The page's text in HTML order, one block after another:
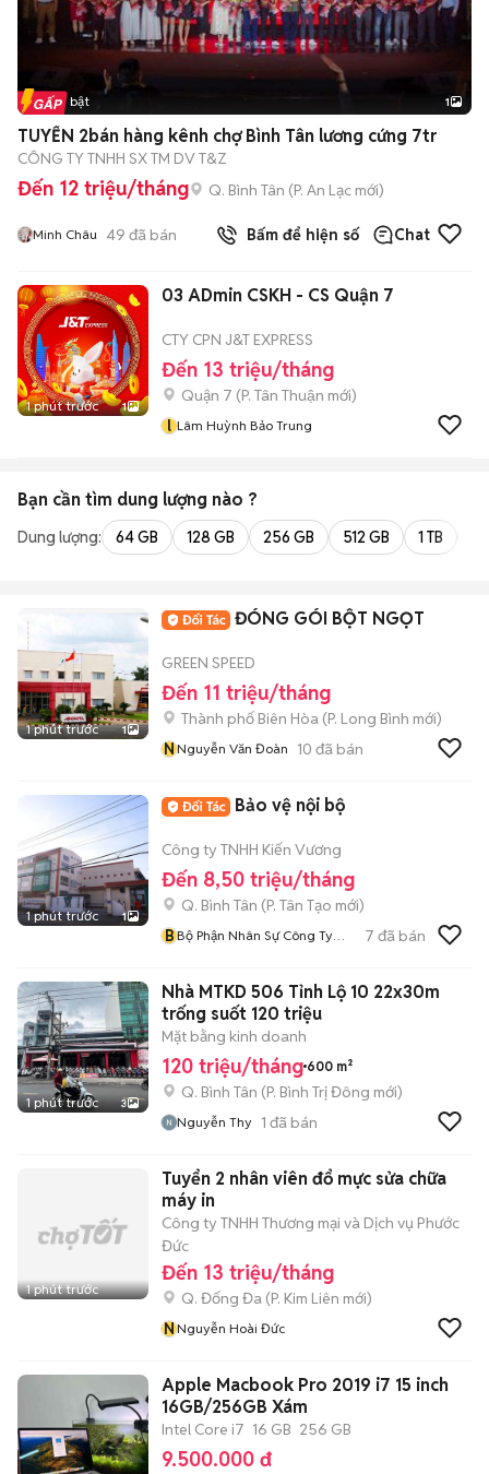
Tin nổi bật 1
TUYỂN 2bán hàng kênh chợ Bình Tân lương cứng 7tr
CÔNG TY TNHH SX TM DV T&Z
Đến 12 triệu/tháng Q. Bình Tân (P. An Lạc mới)
Minh Châu 49 đã bán Bấm để hiện số Chat
1 phút trước 1
03 ADmin CSKH - CS Quận 7
CTY CPN J&T EXPRESS
Đến 13 triệu/tháng
Quận 7 (P. Tân Thuận mới)
l Lâm Huỳnh Bảo Trung
Bạn cần tìm dung lượng nào ?
Dung lượng: 64 GB 128 GB 256 GB 512 GB 1 TB
1 phút trước 1
ĐÓNG GÓI BỘT NGỌT
GREEN SPEED
Đến 11 triệu/tháng
Thành phố Biên Hòa (P. Long Bình mới)
NNguyễn Văn Đoàn 10 đã bán
1 phút trước 1
Bảo vệ nội bộ
Công ty TNHH Kiến Vương
Đến 8,50 triệu/tháng
Q. Bình Tân (P. Tân Tạo mới)
BBộ Phận Nhân Sự Công Ty
7 đã bán
1 phút trước 3
Nhà MTKD 506 Tỉnh Lộ 10 22x30m
trống suốt 120 triệu
Mặt bằng kinh doanh
120 triệu/tháng 600 m²
Q. Bình Tân (P. Bình Trị Đông mới)
Nguyễn Thy 1 đã bán
1 phút trước
Tuyển 2 nhân viên đổ mực sửa chữa
máy in
Công ty TNHH Thương mại và Dịch vụ Phước
Đức
Đến 13 triệu/tháng
Q. Đống Đa (P. Kim Liên mới)
NNguyễn Hoài Đức
Apple Macbook Pro 2019 i7 15 inch
16GB/256GB Xám
Intel Core i7 16 GB 256 GB
9.500.000 đ